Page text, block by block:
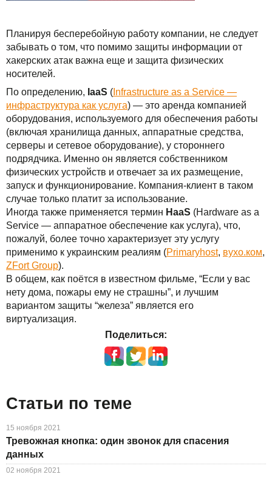
TuchaHosting
TuchaSync
Реселінг хостингу
Контакты
Решения
Для бизнеса
Техподдержка
Инструкции
FAQ
Интервью
Авторская колонка
События
Праздники
Акции
Планируя бесперебойную работу компании, не следует
забывать о том, что помимо защиты информации от
хакерских атак важна еще и защита физических
носителей.
По определению, IaaS ( Infrastructure as a Service —
инфраструктура как услуга) — это аренда компанией
оборудования, используемого для обеспечения работы
(включая хранилища данных, аппаратные средства,
серверы и сетевое оборудование), у стороннего
подрядчика. Именно он является собственником
физических устройств и отвечает за их размещение,
запуск и функционирование. Компания-клиент в таком
случае только платит за использование.
Иногда также применяется термин HaaS (Hardware as a
Service — аппаратное обеспечение как услуга), что,
пожалуй, более точно характеризует эту услугу
применимо к украинским реалиям (Primaryhost, вухо.ком,
ZFort Group).
В общем, как поётся в известном фильме, “Если у вас
нету дома, пожары ему не страшны”, и лучшим
вариантом защиты “железа” является его
виртуализация.
Поделиться:
Статьи по теме
15 ноября 2021
Тревожная кнопка: один звонок для спасения
данных
02 ноября 2021